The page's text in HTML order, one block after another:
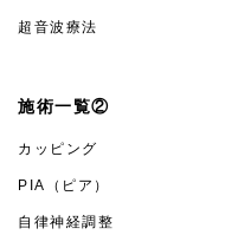
超音波療法
施術一覧②
カッピング
PIA（ピア）
自律神経調整